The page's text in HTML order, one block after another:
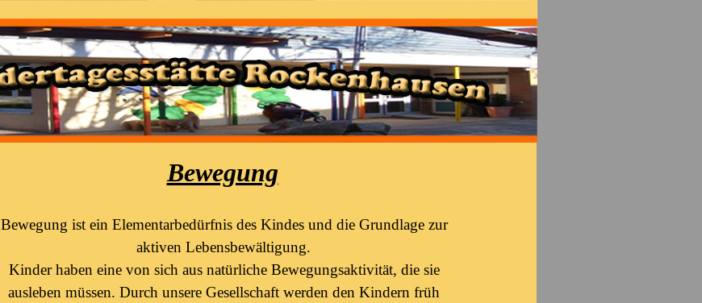
Bewegung
Bewegung ist ein Elementarbedürfnis des Kindes und die Grundlage zur
aktiven Lebensbewältigung.
Kinder haben eine von sich aus natürliche Bewegungsaktivität, die sie
ausleben müssen. Durch unsere Gesellschaft werden den Kindern früh